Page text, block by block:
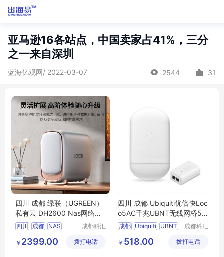
亚马逊16各站点，中国卖家占41%，三分
之一来自深圳
蓝海亿观网/ 2022-03-07 2544 31
四川 成都 绿联（UGREEN）
私有云 DH2600 Nas网络存
储服务器 硬盘家庭个人云盘
四川 成都 NAS
Nas网络存储服务器
成都科汇
公司
￥ 2399.00 拨打电话
四川 成都 Ubiquiti优倍快Loc
o5AC千兆UBNT无线网桥5.8
G室外3公里wifi覆盖 Loco5A
C+Poe电源
成都 Ubiquiti
UBNT
成都科汇
公司
￥ 518.00 拨打电话